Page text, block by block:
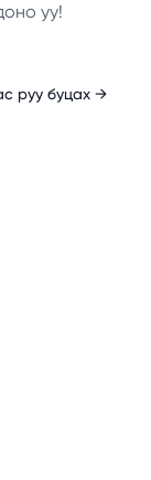
уу!
руу буцах →